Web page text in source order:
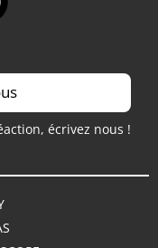
écrivez nous !